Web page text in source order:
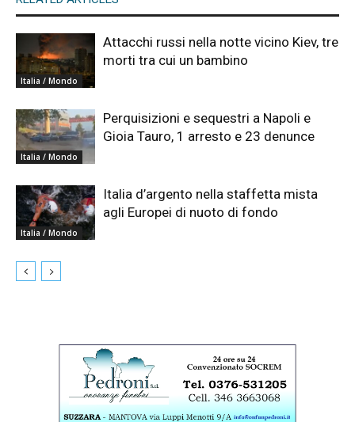
Italia / Mondo
Attacchi russi nella notte vicino Kiev, tre
morti tra cui un bambino
Italia / Mondo
Perquisizioni e sequestri a Napoli e
Gioia Tauro, 1 arresto e 23 denunce
Italia / Mondo
Italia d’argento nella staffetta mista
agli Europei di nuoto di fondo